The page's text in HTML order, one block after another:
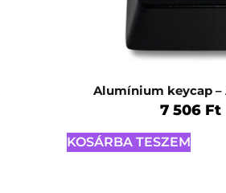
Alumínium keycap –
7 506 Ft
KOSÁRBA TESZEM